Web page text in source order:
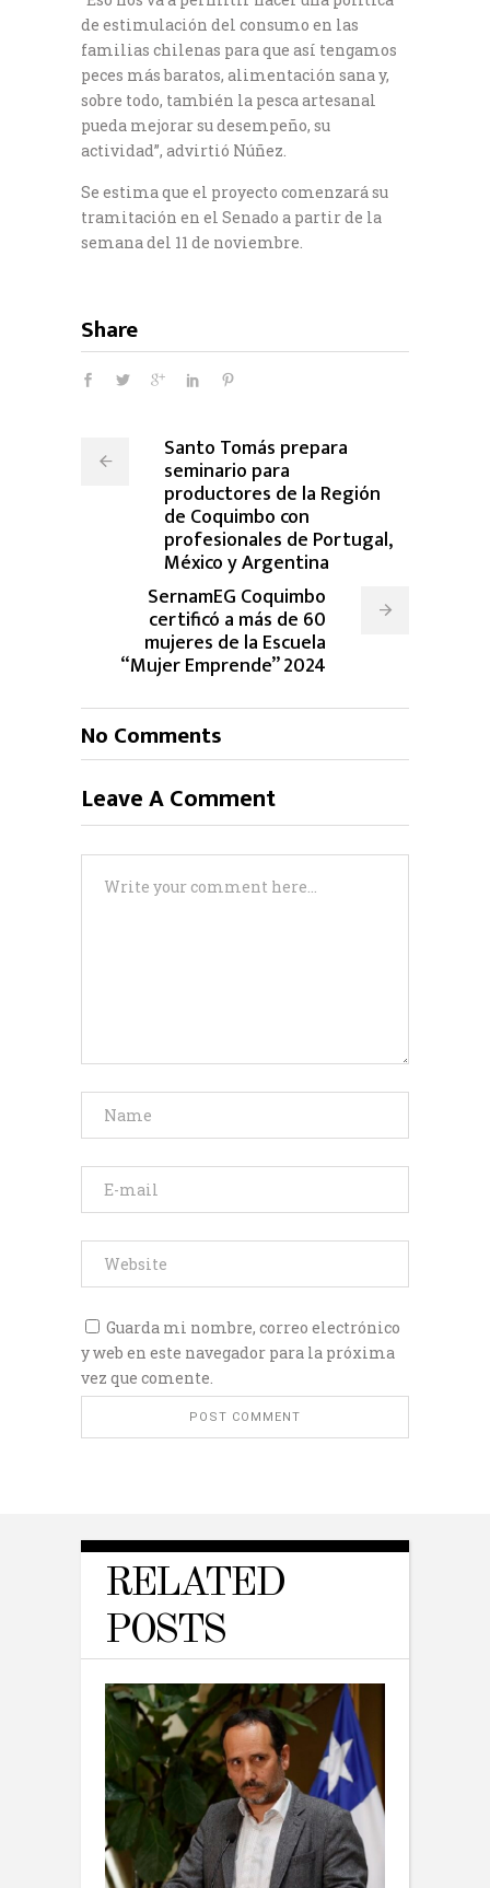
de estimulación del consumo en las
familias chilenas para que así tengamos
peces más baratos, alimentación sana y,
sobre todo, también la pesca artesanal
pueda mejorar su desempeño, su
actividad”, advirtió Núñez.
Se estima que el proyecto comenzará su
tramitación en el Senado a partir de la
semana del 11 de noviembre.
Share
Santo Tomás prepara
seminario para
productores de la Región
de Coquimbo con
profesionales de Portugal,
México y Argentina
SernamEG Coquimbo
certificó a más de 60
mujeres de la Escuela
“Mujer Emprende” 2024
No Comments
Leave A Comment
Guarda mi nombre, correo electrónico
y web en este navegador para la próxima
vez que comente.
RELATED
POSTS